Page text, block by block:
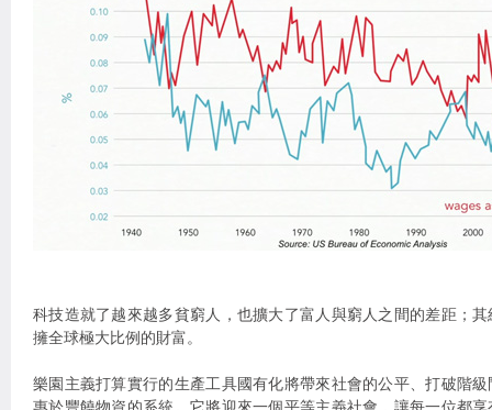
科技造就了越來越多貧窮人，也擴大了富人與窮人之間的差距；
擁全球極大比例的財富。
樂園主義打算實行的生產工具國有化將帶來社會的公平、打破階